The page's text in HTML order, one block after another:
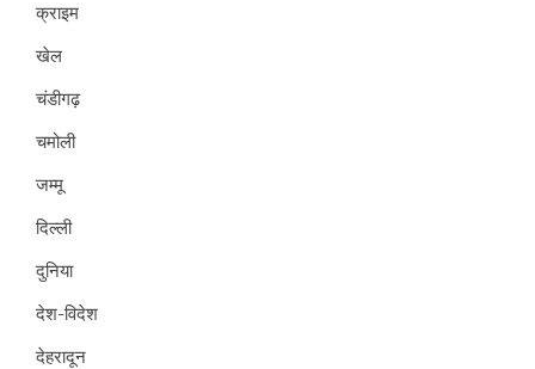
क्राइम
खेल
चंडीगढ़
चमोली
जम्मू
दिल्ली
दुनिया
देश-विदेश
देहरादून